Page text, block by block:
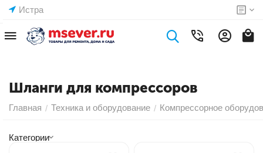
Истра
Шланги для компрессоров
Главная / Техника и оборудование / Компрессорное
Категории